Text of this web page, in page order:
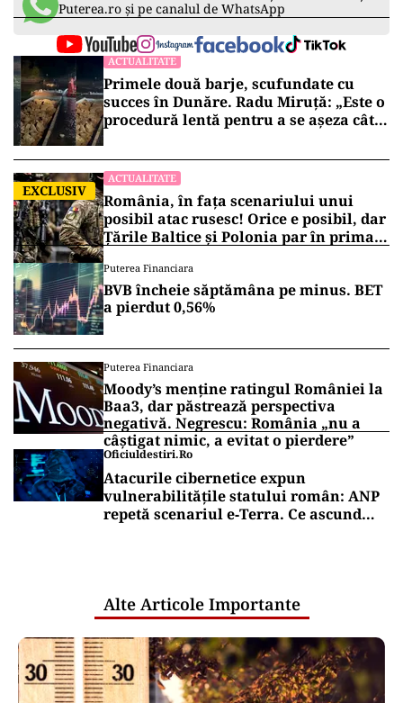
Puterea.ro și pe canalul de WhatsApp
ACTUALITATE
Primele două barje, scufundate cu
succes în Dunăre. Radu Miruță: „Este o
procedură lentă pentru a se așeza cât
EXCLUSIV
ACTUALITATE
România, în fața scenariului unui
posibil atac rusesc! Orice e posibil, dar
Țările Baltice și Polonia par în prima
Puterea Financiara
BVB încheie săptămâna pe minus. BET
a pierdut 0,56%
Puterea Financiara
Moody’s menține ratingul României la
Baa3, dar păstrează perspectiva
negativă. Negrescu: România „nu a
câștigat nimic, a evitat o pierdere”
Oficiuldestiri.ro
Atacurile cibernetice expun
vulnerabilitățile statului român: ANP
repetă scenariul e‑Terra. Ce ascund
Alte Articole Importante